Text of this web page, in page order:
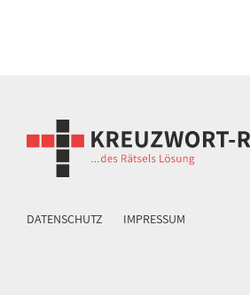
DATENSCHUTZ IMPRESSUM